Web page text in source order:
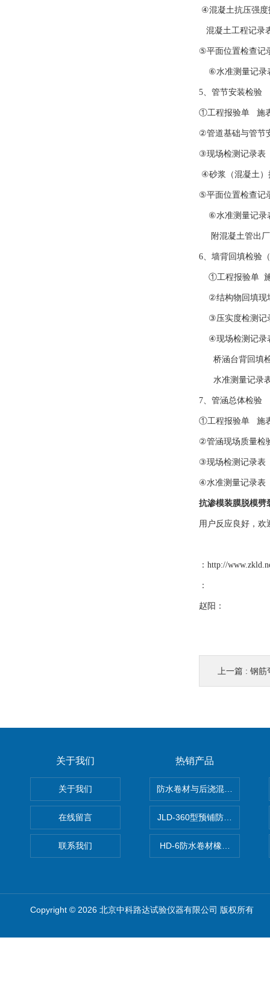
④混凝土抗压强度
混凝土工程记录
⑤平面位置检查记
⑥水准测量记录
5、管节安装检验
①工程报验单 施
②管道基础与管节
③现场检测记录表
④砂浆（混凝土）
⑤平面位置检查记
⑥水准测量记录
附混凝土管出厂
6、墙背回填检验
①工程报验单 施
②结构物回填现
③压实度检测记
④现场检测记录
桥涵台背回填检
水准测量记录
7、管涵总体检验
①工程报验单 施
②管涵现场质量检
③现场检测记录表
④水准测量记录表
抗渗模装膜脱模劈
用户反应良好，欢
： http://
：
赵阳：
上一篇 : 钢筋
关于我们
关于我们
在线留言
联系我们
热销产品
防水卷材与后浇混凝土剥离强
JLD-360型预铺防水卷材抗冲
HD-6防水卷材橡胶测厚仪
Copyright © 2026 北京中科路达试验仪器有限公司 版权所有